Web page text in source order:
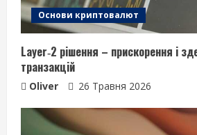
Основи криптовалют
Layer‑2 рішення – прискорення і
транзакцій
Oliver 26 Травня 2026